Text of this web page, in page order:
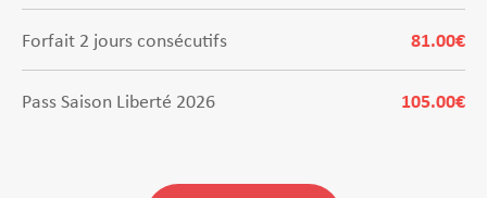
Forfait 2 jours consécutifs 81.00€
Pass Saison Liberté 2026 105.00€